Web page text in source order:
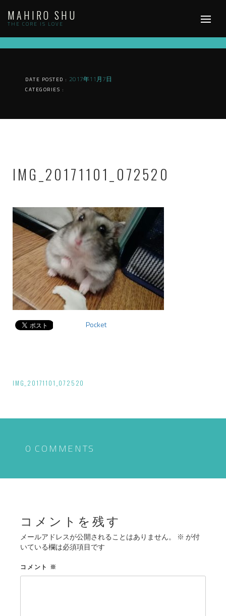
content
MAHIRO SHU
THE CORE IS LOVE
DATE POSTED : 2017年11月7日
CATEGORIES :
IMG_20171101_072520
Pocket
投
ナ
シ
IMG_20171101_072520
0 COMMENTS
コメントを残す
メールアドレスが公開されることはありません。 ※ が付
いている欄は必須項目です
コメント ※